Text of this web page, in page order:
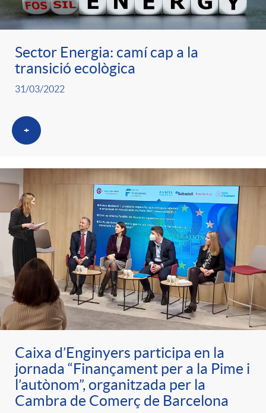
Sector Energia: camí cap a la
transició ecològica
31/03/2022
+
Caixa d’Enginyers participa en la
jornada “Finançament per a la Pime i
l’autònom”, organitzada per la
Cambra de Comerç de Barcelona